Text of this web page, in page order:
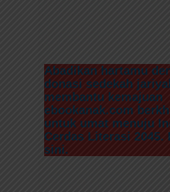
Abadikan hartamu
donasi sedekah
membantu kemajuan
ebookanak.com
untuk umat menuju
Cerdas Literasi 2045.
sini.